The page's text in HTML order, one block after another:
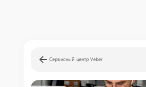
Сервисный центр Veber